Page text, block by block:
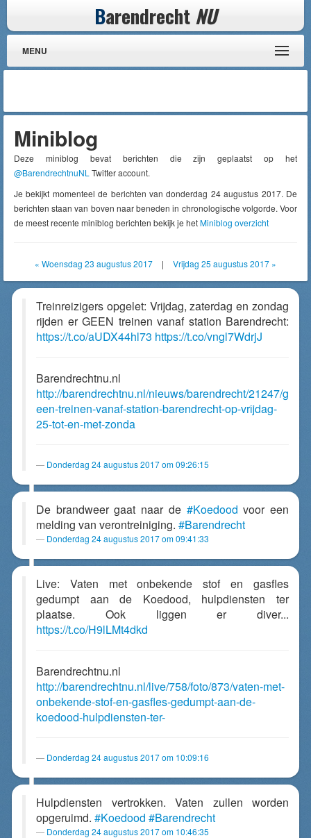
Barendrecht NU
MENU
Miniblog
Deze miniblog bevat berichten die zijn geplaatst op het
@BarendrechtnuNL Twitter account.
Je bekijkt momenteel de berichten van donderdag 24 augustus 2017. De
berichten staan van boven naar beneden in chronologische volgorde. Voor
de meest recente miniblog berichten bekijk je hetMiniblog overzicht
« Woensdag 23 augustus 2017 | Vrijdag 25 augustus 2017 »
Treinreizigers opgelet: Vrijdag, zaterdag en zondag
rijden er GEEN treinen vanaf station Barendrecht:
https://t.co/aUDX44hl73 https://t.co/vngl7WdrjJ
Barendrechtnu.nl
http://barendrechtnu.nl/nieuws/barendrecht/21247/g
een-treinen-vanaf-station-barendrecht-op-vrijdag-
25-tot-en-met-zonda
Donderdag 24 augustus 2017 om 09:26:15
De brandweer gaat naar de #Koedood voor een
melding van verontreiniging. #Barendrecht
Donderdag 24 augustus 2017 om 09:41:33
Live: Vaten met onbekende stof en gasfles
gedumpt aan de Koedood, hulpdiensten ter
plaatse. Ook liggen er diver...
https://t.co/H9lLMt4dkd
Barendrechtnu.nl
http://barendrechtnu.nl/live/758/foto/873/vaten-met-
onbekende-stof-en-gasfles-gedumpt-aan-de-
koedood-hulpdiensten-ter-
Donderdag 24 augustus 2017 om 10:09:16
Hulpdiensten vertrokken. Vaten zullen worden
opgeruimd. #Koedood #Barendrecht
Donderdag 24 augustus 2017 om 10:46:35